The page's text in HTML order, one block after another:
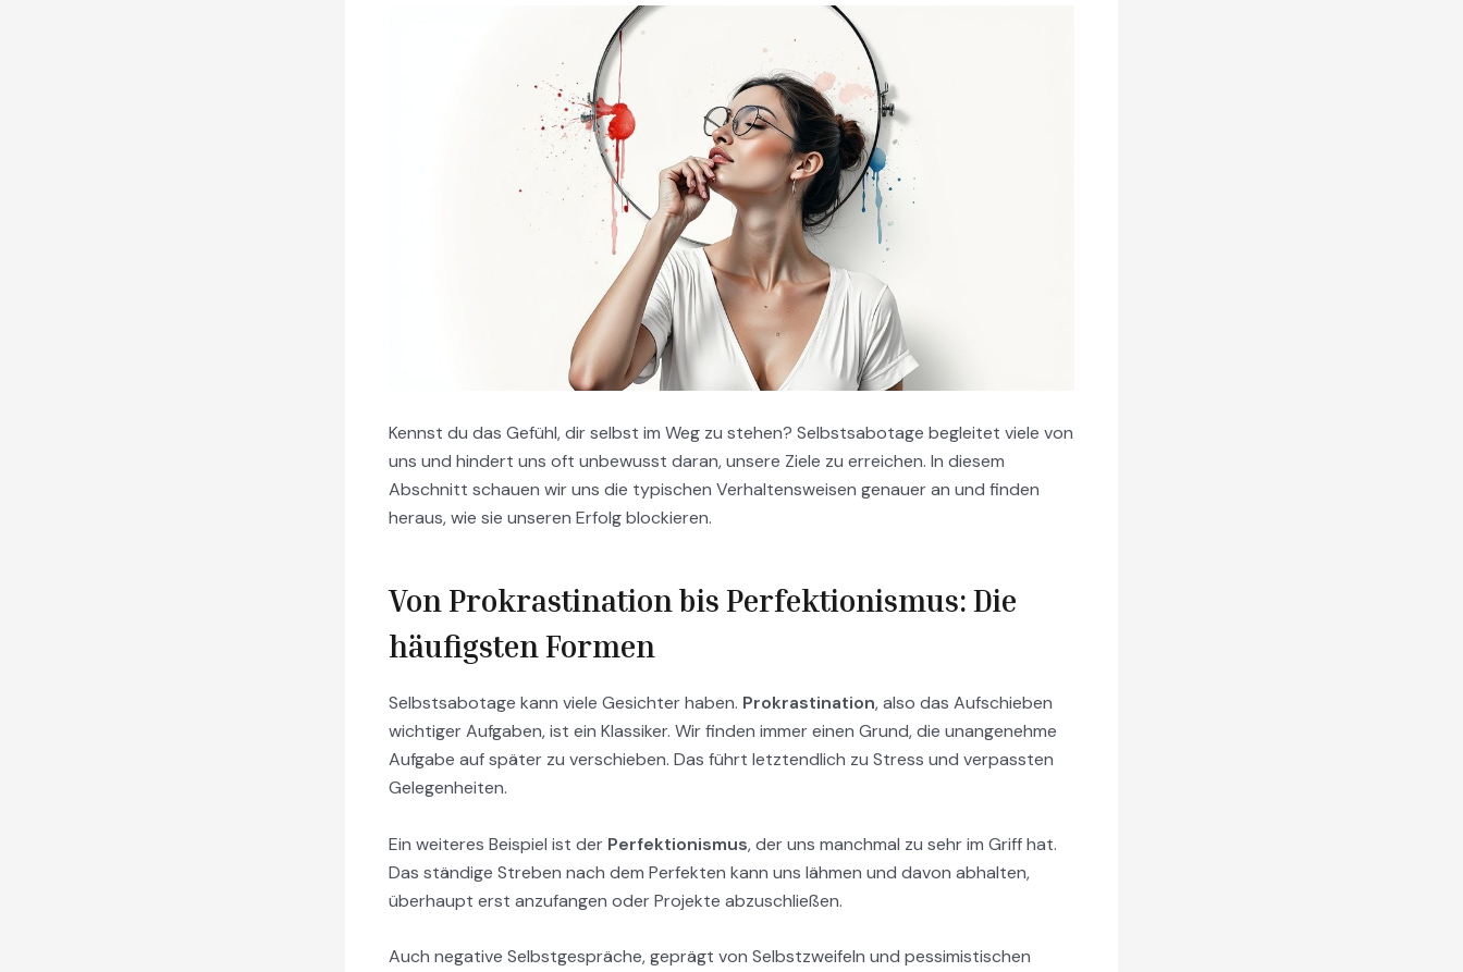
Kennst du das Gefühl, dir selbst im Weg zu stehen? Selbstsabotage begleitet viele von
uns und hindert uns oft unbewusst daran, unsere Ziele zu erreichen. In diesem
Abschnitt schauen wir uns die typischen Verhaltensweisen genauer an und finden
heraus, wie sie unseren Erfolg blockieren.
Von Prokrastination bis Perfektionismus: Die
häufigsten Formen
Selbstsabotage kann viele Gesichter haben. Prokrastination, also das Aufschieben
wichtiger Aufgaben, ist ein Klassiker. Wir finden immer einen Grund, die unangenehme
Aufgabe auf später zu verschieben. Das führt letztendlich zu Stress und verpassten
Gelegenheiten.
Ein weiteres Beispiel ist der Perfektionismus, der uns manchmal zu sehr im Griff hat.
Das ständige Streben nach dem Perfekten kann uns lähmen und davon abhalten,
überhaupt erst anzufangen oder Projekte abzuschließen.
Auch negative Selbstgespräche, geprägt von Selbstzweifeln und pessimistischen